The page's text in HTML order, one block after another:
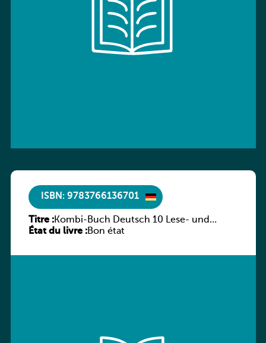
ISBN: 9783766136701
Titre :Kombi-Buch Deutsch 10 Lese- und
Sprachbuch
État du livre :Bon état